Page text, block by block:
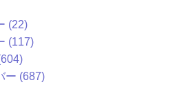
(22)
(117)
ー (687)